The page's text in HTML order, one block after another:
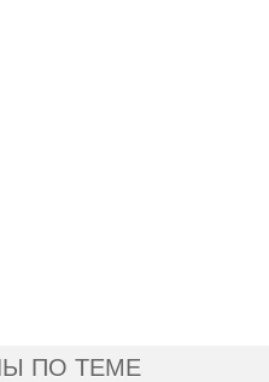
ПО ТЕМЕ